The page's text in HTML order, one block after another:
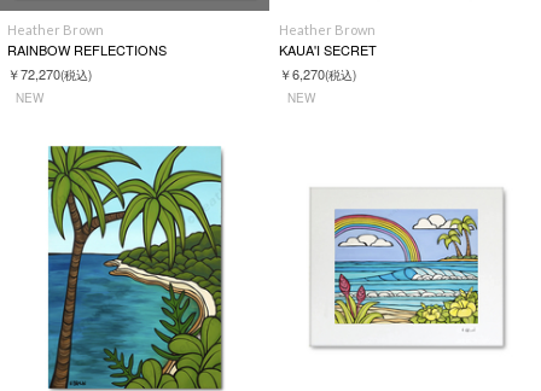
Heather Brown
RAINBOW REFLECTIONS
￥72,270(税込)
NEW
Heather Brown
KAUA'I SECRET
￥6,270(税込)
NEW